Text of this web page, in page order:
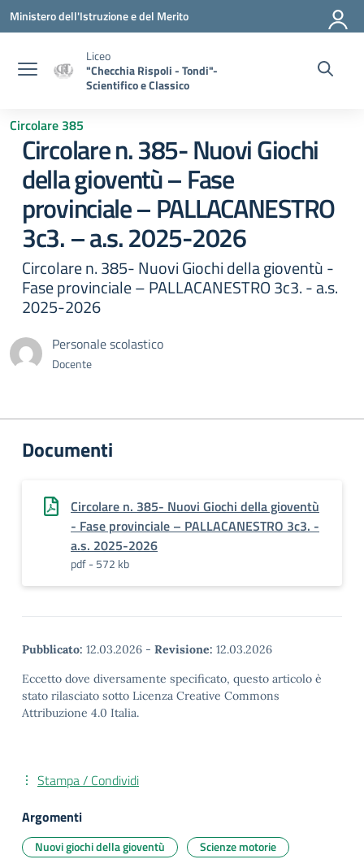
Vai ai contenuti
Vai al menu di navigazione
Vai al footer
Ministero dell'Istruzione e del Merito
Liceo
"Checchia Rispoli - Tondi"-
Scientifico e Classico
Circolare 385
Circolare n. 385- Nuovi Giochi
della gioventù – Fase
provinciale – PALLACANESTRO
3c3. – a.s. 2025-2026
Circolare n. 385- Nuovi Giochi della gioventù -
Fase provinciale – PALLACANESTRO 3c3. - a.s.
2025-2026
Personale scolastico
Docente
Documenti
Circolare n. 385- Nuovi Giochi della gioventù
- Fase provinciale – PALLACANESTRO 3c3. -
a.s. 2025-2026
pdf - 572 kb
Pubblicato: 12.03.2026 - Revisione: 12.03.2026
Eccetto dove diversamente specificato, questo articolo è
stato rilasciato sotto Licenza Creative Commons
Attribuzione 4.0 Italia.
Stampa / Condividi
Argomenti
Nuovi giochi della gioventù
Scienze motorie